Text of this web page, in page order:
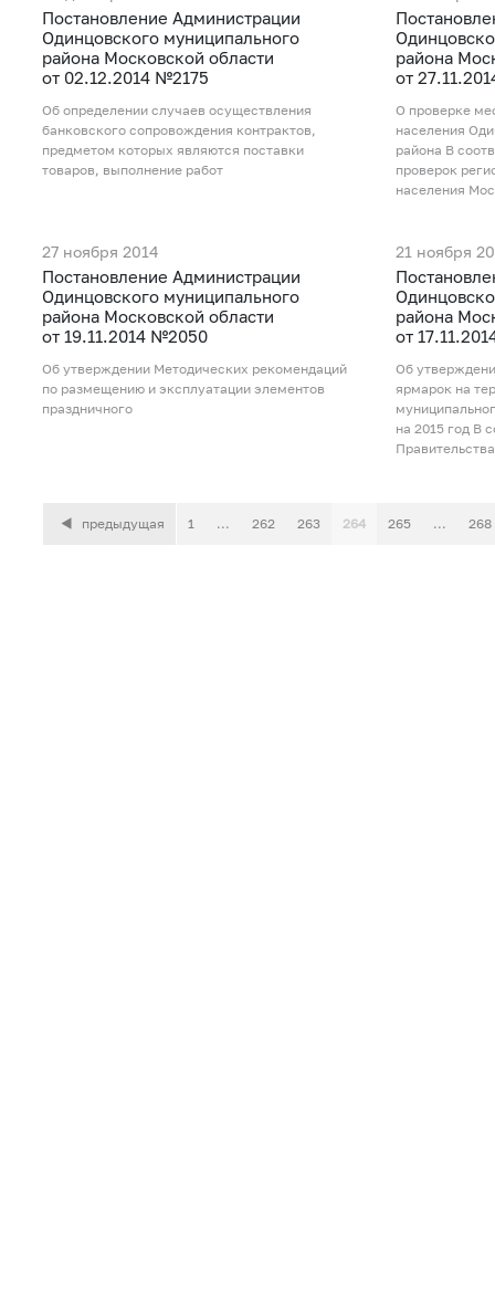
Постановление Администрации
Одинцовского муниципального
района Московской области
от 02.12.2014 №2175
Об определении случаев осуществления
банковского сопровождения контрактов,
предметом которых являются поставки
товаров, выполнение работ
района
от
О проверке
населения
района В
проверок
населения
27 ноября 2014
Постановление Администрации
Одинцовского муниципального
района Московской области
от 19.11.2014 №2050
Об утверждении Методических рекомендаций
по размещению и эксплуатации элементов
праздничного
21 ноября
района
от
Об
ярмарок на
на 2015 год В
предыдущая 1 ... 262 263 264 265 ... 268